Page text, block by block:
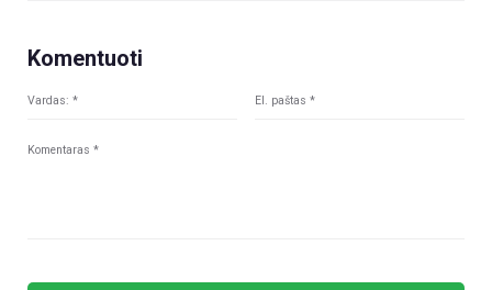
Komentuoti